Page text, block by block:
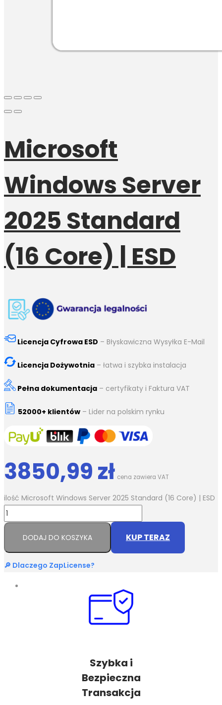
Microsoft
Windows Server
2025 Standard
(16 Core) | ESD
3850,99zł cena zawiera VAT
Licencja Cyfrowa ESD – Błyskawiczna Wysyłka E-Mail
Licencja Dożywotnia – łatwa i szybka instalacja
Pełna dokumentacja – certyfikaty i Faktura VAT
52000+ klientów – Lider na polskim rynku
ilość Microsoft Windows Server 2025 Standard (16 Core) | ESD
DODAJ DO KOSZYKA KUP TERAZ
🔎 Dlaczego ZapLicense?
Szybka i
Bezpieczna
Transakcja